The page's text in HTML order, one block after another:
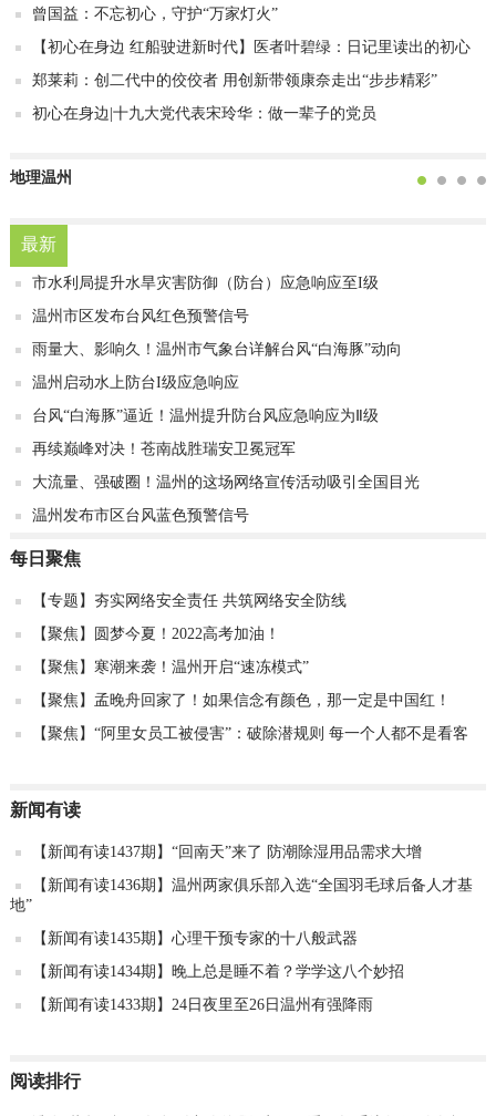
曾国益：不忘初心，守护“万家灯火”
【初心在身边 红船驶进新时代】医者叶碧绿：日记里读出的初心
郑莱莉：创二代中的佼佼者 用创新带领康奈走出“步步精彩”
初心在身边|十九大党代表宋玲华：做一辈子的党员
地理温州
最新
市水利局提升水旱灾害防御（防台）应急响应至I级
温州市区发布台风红色预警信号
雨量大、影响久！温州市气象台详解台风“白海豚”动向
温州启动水上防台I级应急响应
台风“白海豚”逼近！温州提升防台风应急响应为Ⅱ级
再续巅峰对决！苍南战胜瑞安卫冕冠军
大流量、强破圈！温州的这场网络宣传活动吸引全国目光
温州发布市区台风蓝色预警信号
每日聚焦
【专题】夯实网络安全责任 共筑网络安全防线
【聚焦】圆梦今夏！2022高考加油！
【聚焦】寒潮来袭！温州开启“速冻模式”
【聚焦】孟晚舟回家了！如果信念有颜色，那一定是中国红！
【聚焦】“阿里女员工被侵害”：破除潜规则 每一个人都不是看客
新闻有读
【新闻有读1437期】“回南天”来了 防潮除湿用品需求大增
【新闻有读1436期】温州两家俱乐部入选“全国羽毛球后备人才基
地”
【新闻有读1435期】心理干预专家的十八般武器
【新闻有读1434期】晚上总是睡不着？学学这八个妙招
【新闻有读1433期】24日夜里至26日温州有强降雨
阅读排行